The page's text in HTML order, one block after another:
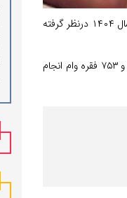
، با همکاری سازمان تأمین اجتماعی و بانک عامل، ۳۰۰ هزار فقره تسهیلات برای سال ۱۴۰۴ درنظر گرفته
مرحله اول واریز تسهیلات قرض الحسنه بازنشستگان و مستمری بگیران سازمان اوایل خرداد با پرداخت ۳۸ هزار و ۷۵۳ فقره وام انجام